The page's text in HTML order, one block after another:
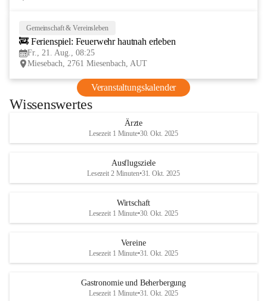
Gemeinschaft & Vereinsleben
🚒 Ferienspiel: Feuerwehr hautnah erleben
Fr., 21. Aug., 08:25
Miesebach, 2761 Miesenbach, AUT
Veranstaltungskalender
Wissenswertes
Ärzte
Lesezeit 1 Minute•30. Okt. 2025
Ausflugsziele
Lesezeit 2 Minuten•31. Okt. 2025
Wirtschaft
Lesezeit 1 Minute•30. Okt. 2025
Vereine
Lesezeit 1 Minute•31. Okt. 2025
Gastronomie und Beherbergung
Lesezeit 1 Minute•31. Okt. 2025